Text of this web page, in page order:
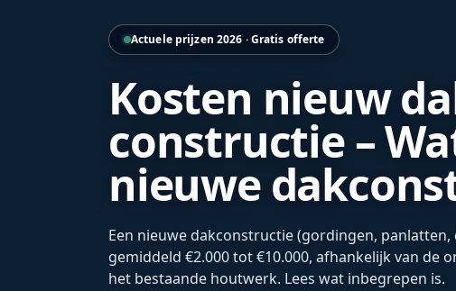
Actuele prijzen 2026 · Gratis offerte
Kosten nieuw
constructie –
nieuwe
Een nieuwe dakconstructie (gordingen,
gemiddeld €2.000 tot €10.000, afhankelijk van de
het bestaande houtwerk. Lees wat inbegrepen is.